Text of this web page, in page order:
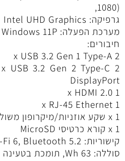
1080),
גרפיקה: Intel UHD Graphics
מערכת הפעלה: Windows 11P
חיבורים:
2 x USB 3.2 Gen 1 Type-A
DisplayPort
1 x HDMI 2.0
1 x RJ-45 Ethernet
1 x שקע אוזניות/מיקרופון משולב 3.5 מ"מ
1 x קורא כרטיסי MicroSD
קישוריות: Wi-Fi 6, Bluetooth 5.2
סוללה: 63 Wh, תומכת בטעינה מהירה